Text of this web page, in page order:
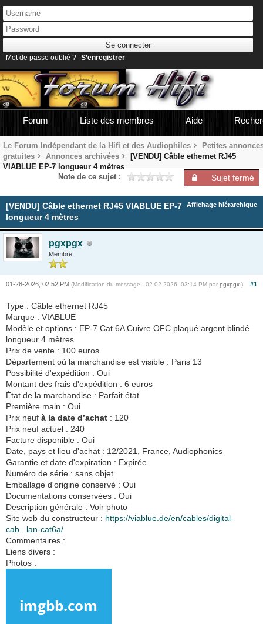
Mot de passe oublié ? S’enregistrer
Forum Liste des membres Aide
Le Forum Indépendant de la Hifi et des Audiophiles
Petites
gratuites
Annonces archivées
[VENDU] Câble ethernet RJ45
VIABLUE EP-7 longueur 4 mètres
Sujet fermé
Note de ce sujet :
Affichage hiérarchique
[VENDU] Câble ethernet RJ45 VIABLUE EP-7
longueur 4 mètres
pgxpgx
Membre
#1
01-28-2026, 02:52 PM (Modification du message : 02-02-2026, 03:14 PM par pgxpgx .)
Type : Câble ethernet RJ45
Marque : VIABLUE
Modèle et options : EP-7 Cat 6A Cuivre OFC plaqué argent blindé
longueur 4 mètres
Prix de vente : 100 euros
Département où la marchandise est visible : Paris 13
Possibilité d'expédition : Oui
Montant des frais d'expédition : 6 euros
État de la marchandise : Parfait état
Première main : Oui
Prix neuf à la date d’achat : 120
Prix neuf actuel : 240
Facture disponible : Oui
Date, pays et lieu d'achat : 12/2021, France, Audiophonics
Garantie et date d'expiration : Expirée
Numéro de série : sans objet
Emballage d'origine conservé : Oui
Documentations conservées : Oui
Description générale : Voir photo
Site web du constructeur : https://viablue.de/en/cables/digital-
cab...lan-cat6a/
Commentaires :
Liens divers :
Photos :